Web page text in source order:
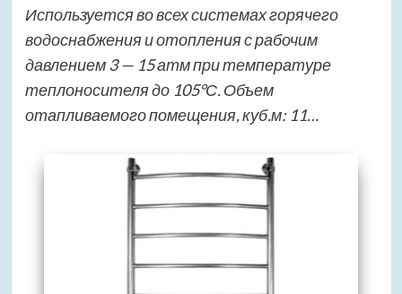
Используется во всех системах горячего
водоснабжения и отопления с рабочим
давлением 3 — 15 атм при температуре
теплоносителя до 105°С. Объем
отапливаемого помещения, куб.м: 11…